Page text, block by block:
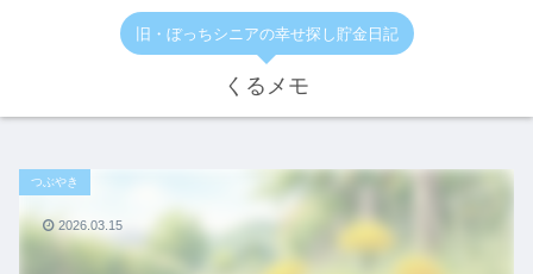
旧・ぼっちシニアの幸せ探し貯金日記
くるメモ
つぶやき
2026.03.15